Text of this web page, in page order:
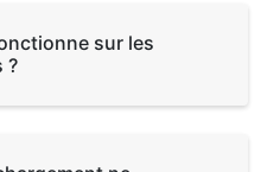
sur les
?